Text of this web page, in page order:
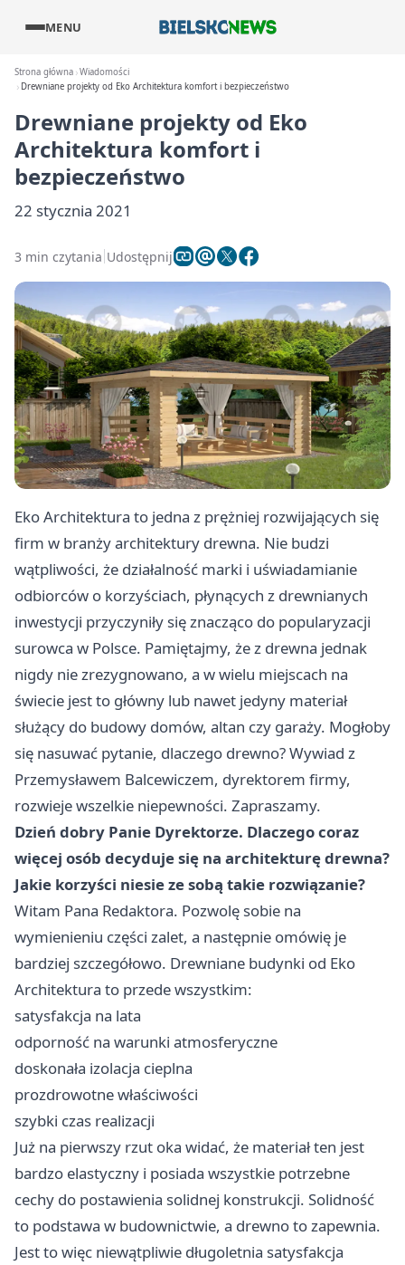
MENU
Strona główna Wiadomości
Drewniane projekty od Eko Architektura komfort i bezpieczeństwo
Drewniane projekty od Eko
Architektura komfort i
bezpieczeństwo
22 stycznia 2021
3 min czytania Udostępnij
Eko Architektura to jedna z prężniej rozwijających się
firm w branży architektury drewna. Nie budzi
wątpliwości, że działalność marki i uświadamianie
odbiorców o korzyściach, płynących z drewnianych
inwestycji przyczyniły się znacząco do popularyzacji
surowca w Polsce. Pamiętajmy, że z drewna jednak
nigdy nie zrezygnowano, a w wielu miejscach na
świecie jest to główny lub nawet jedyny materiał
służący do budowy domów, altan czy garaży. Mogłoby
się nasuwać pytanie, dlaczego drewno? Wywiad z
Przemysławem Balcewiczem, dyrektorem firmy,
rozwieje wszelkie niepewności. Zapraszamy.
Dzień dobry Panie Dyrektorze. Dlaczego coraz
więcej osób decyduje się na architekturę drewna?
Jakie korzyści niesie ze sobą takie rozwiązanie?
Witam Pana Redaktora. Pozwolę sobie na
wymienieniu części zalet, a następnie omówię je
bardziej szczegółowo. Drewniane budynki od Eko
Architektura to przede wszystkim:
satysfakcja na lata
odporność na warunki atmosferyczne
doskonała izolacja cieplna
prozdrowotne właściwości
szybki czas realizacji
Już na pierwszy rzut oka widać, że materiał ten jest
bardzo elastyczny i posiada wszystkie potrzebne
cechy do postawienia solidnej konstrukcji. Solidność
to podstawa w budownictwie, a drewno to zapewnia.
Jest to więc niewątpliwie długoletnia satysfakcja